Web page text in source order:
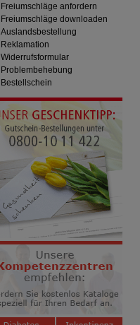
Freiumschläge anfordern
Freiumschläge downloaden
Auslandsbestellung
Reklamation
Widerrufsformular
Problembehebung
Bestellschein